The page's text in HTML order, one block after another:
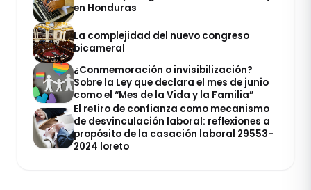
en Honduras
La complejidad del nuevo congreso
bicameral
¿Conmemoración o invisibilización?
Sobre la Ley que declara el mes de junio
como el “Mes de la Vida y la Familia”
El retiro de confianza como mecanismo
de desvinculación laboral: reflexiones a
propósito de la casación laboral 29553-
2024 loreto